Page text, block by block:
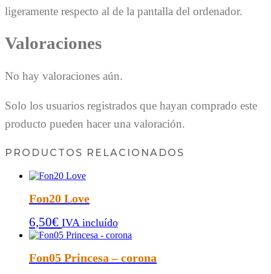
ligeramente respecto al de la pantalla del ordenador.
Valoraciones
No hay valoraciones aún.
Solo los usuarios registrados que hayan comprado este
producto pueden hacer una valoración.
PRODUCTOS RELACIONADOS
Fon20 Love
6,50€ IVA incluído
Fon05 Princesa – corona